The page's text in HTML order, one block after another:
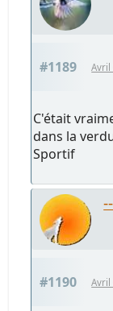
#1189 Avril
C'était
dans la
Sportif
#1190 Avril